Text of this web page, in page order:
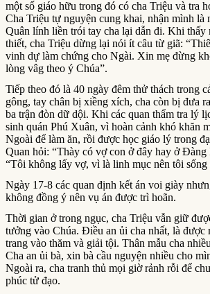
một số giáo hữu trong đó có cha Triệu và tra
Cha Triệu tự nguyện cung khai, nhận mình là
Quân lính liền trói tay cha lại dẫn đi. Khi thấy
thiết, cha Triệu dừng lại nói ít câu từ giã:
vinh dự làm chứng cho Ngài. Xin mẹ đừng
lòng vâg theo ý Chúa”.
Tiếp theo đó là 40 ngày đêm thử thách trong
gông, tay chân bị xiềng xích, cha còn bị đưa
ba trận đòn dữ dội. Khi các quan thẩm tra lý
sinh quán Phú Xuân, vì hoàn cảnh khó khăn
Ngoài để làm ăn, rồi được học giáo lý trong
Quan hỏi: “Thày có vợ con ở đây hay ở Đàng
“Tôi không lấy vợ, vì là linh mục nên tôi sống
Ngày 17-8 các quan định kết án voi giày
không đồng ý nên vụ án được trì hoãn.
Thời gian ở trong ngục, cha Triệu vẫn giữ
tưởng vào Chúa. Điều an ủi cha nhất, là được
trang vào thăm và giải tội. Thân mẫu cha
Cha an ủi bà, xin bà cầu nguyện nhiều cho
Ngoài ra, cha tranh thủ mọi giờ rảnh rỗi để
phúc tử đạo.